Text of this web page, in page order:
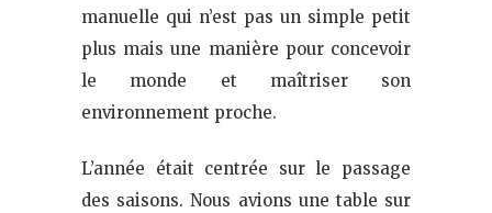
manuelle qui n’est pas un simple petit
plus mais une manière pour concevoir
le monde et maîtriser son
environnement proche.
L’année était centrée sur le passage
des saisons. Nous avions une table sur